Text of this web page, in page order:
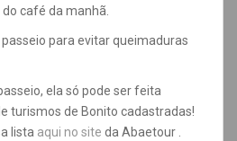
café da manhã.
para evitar queimaduras
ela só pode ser feita
turismos de Bonito cadastradas!
lista aqui no site da Abaetour .